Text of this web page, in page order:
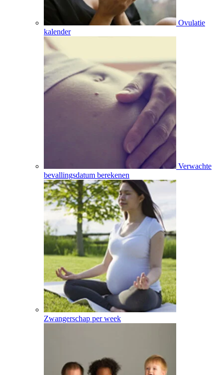
Ovulatie
kalender
Verwachte
bevallingsdatum berekenen
Zwangerschap per week